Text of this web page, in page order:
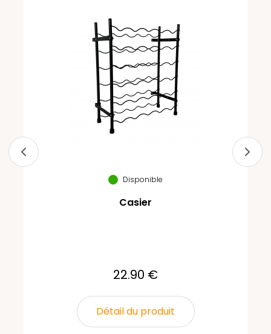
Disponible
Casier
22.90 €
Détail du produit